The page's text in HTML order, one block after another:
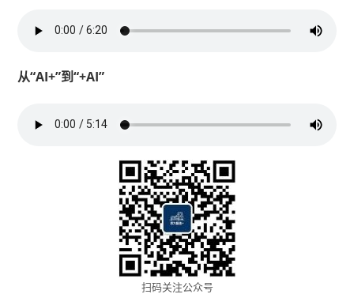
从“AI+”到“+AI”
扫码关注公众号